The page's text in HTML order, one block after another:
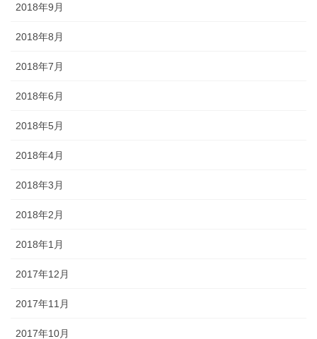
2018年9月
2018年8月
2018年7月
2018年6月
2018年5月
2018年4月
2018年3月
2018年2月
2018年1月
2017年12月
2017年11月
2017年10月